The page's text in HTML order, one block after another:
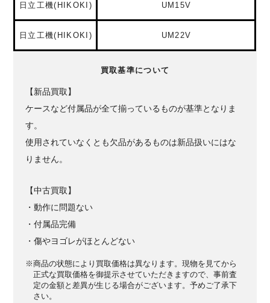
日立工機(HIKOKI) UM15V
日立工機(HIKOKI) UM22V
買取基準について
【新品買取】
ケースなど付属品が全て揃っているものが基準となりま
す。
使用されていなくとも欠品があるものは新品扱いにはな
りません。
【中古買取】
・動作に問題ない
・付属品完備
・傷やヨゴレがほとんどない
※商品の状態により買取価格は異なります。現物を見てから
正式な買取価格を御提示させていただきますので、事前査
定の金額と差異が生じる場合がございます。予めご了承下
さい。